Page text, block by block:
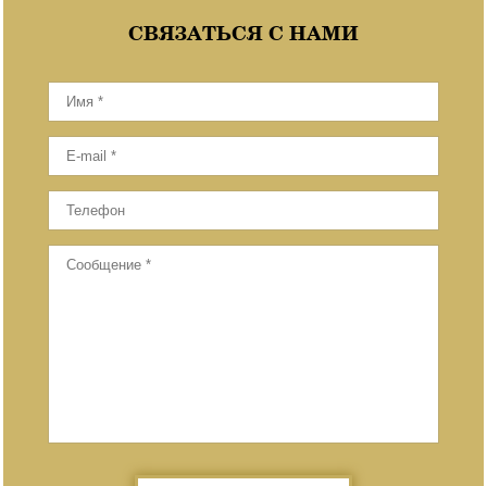
СВЯЗАТЬСЯ С НАМИ